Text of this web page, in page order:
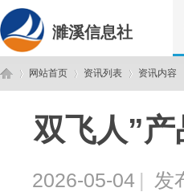
濉溪信息社
网站首页 资讯列表
›
资讯内容
双飞人”
2026-05-04 | 发